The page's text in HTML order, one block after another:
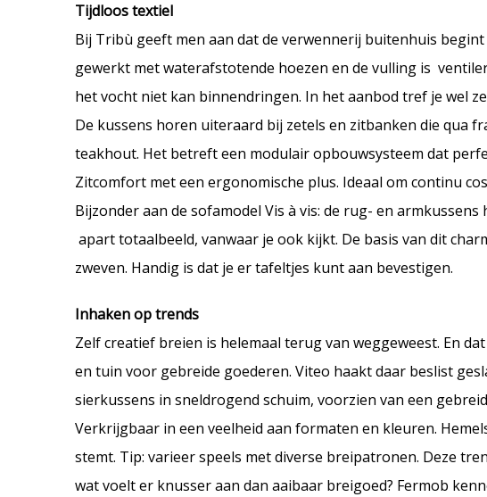
Tijdloos textiel
Bij Tribù geeft men aan dat de verwennerij buitenhuis
gewerkt met waterafstotende hoezen en de vulling is
het vocht niet kan binnendringen. In het aanbod tref je wel
De kussens horen uiteraard bij zetels en zitbanken die qua
teakhout. Het betreft een modulair opbouwsysteem dat
Zitcomfort met een ergonomische plus. Ideaal om continu
Bijzonder aan de sofamodel Vis à vis: de rug- en
apart totaalbeeld, vanwaar je ook kijkt. De basis van dit
zweven. Handig is dat je er tafeltjes kunt aan bevestigen.
Inhaken op trends
Zelf creatief breien is helemaal terug van weggeweest. En
en tuin voor gebreide goederen. Viteo haakt daar beslist
sierkussens in sneldrogend schuim, voorzien van een
Verkrijgbaar in een veelheid aan formaten en kleuren.
stemt. Tip: varieer speels met diverse breipatronen. Deze
wat voelt er knusser aan dan aaibaar breigoed? Fermob